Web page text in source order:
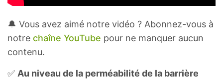
🔔 Vous avez aimé notre vidéo ? Abonnez-vous à
notre chaîne YouTube pour ne manquer aucun
contenu.
✅ Au niveau de la perméabilité de la barrière